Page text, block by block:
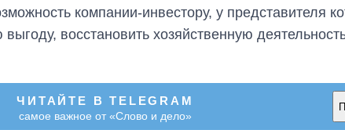
компании-инвестору, у представителя
восстановить хозяйственную
ЧИТАЙТЕ В TELEGRAM
самое важное от «Слово и дело»